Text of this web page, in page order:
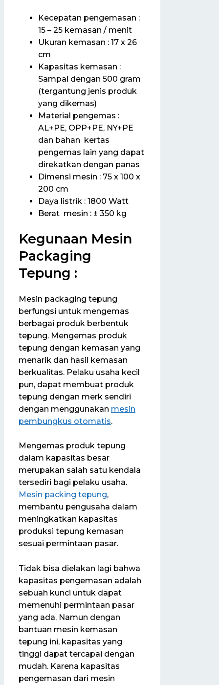
Kecepatan pengemasan :
15 – 25 kemasan / menit
Ukuran kemasan : 17 x 26
cm
Kapasitas kemasan :
Sampai dengan 500 gram
(tergantung jenis produk
yang dikemas)
Material pengemas :
AL+PE, OPP+PE, NY+PE
dan bahan kertas
pengemas lain yang dapat
direkatkan dengan panas
Dimensi mesin : 75 x 100 x
200 cm
Daya listrik : 1800 Watt
Berat mesin : ± 350 kg
Kegunaan Mesin
Packaging
Tepung :
Mesin packaging tepung
berfungsi untuk mengemas
berbagai produk berbentuk
tepung. Mengemas produk
tepung dengan kemasan yang
menarik dan hasil kemasan
berkualitas. Pelaku usaha kecil
pun, dapat membuat produk
tepung dengan merk sendiri
dengan menggunakan mesin
pembungkus otomatis.
Mengemas produk tepung
dalam kapasitas besar
merupakan salah satu kendala
tersediri bagi pelaku usaha.
Mesin packing tepung,
membantu pengusaha dalam
meningkatkan kapasitas
produksi tepung kemasan
sesuai permintaan pasar.
Tidak bisa dielakan lagi bahwa
kapasitas pengemasan adalah
sebuah kunci untuk dapat
memenuhi permintaan pasar
yang ada. Namun dengan
bantuan mesin kemasan
tepung ini, kapasitas yang
tinggi dapat tercapai dengan
mudah. Karena kapasitas
pengemasan dari mesin